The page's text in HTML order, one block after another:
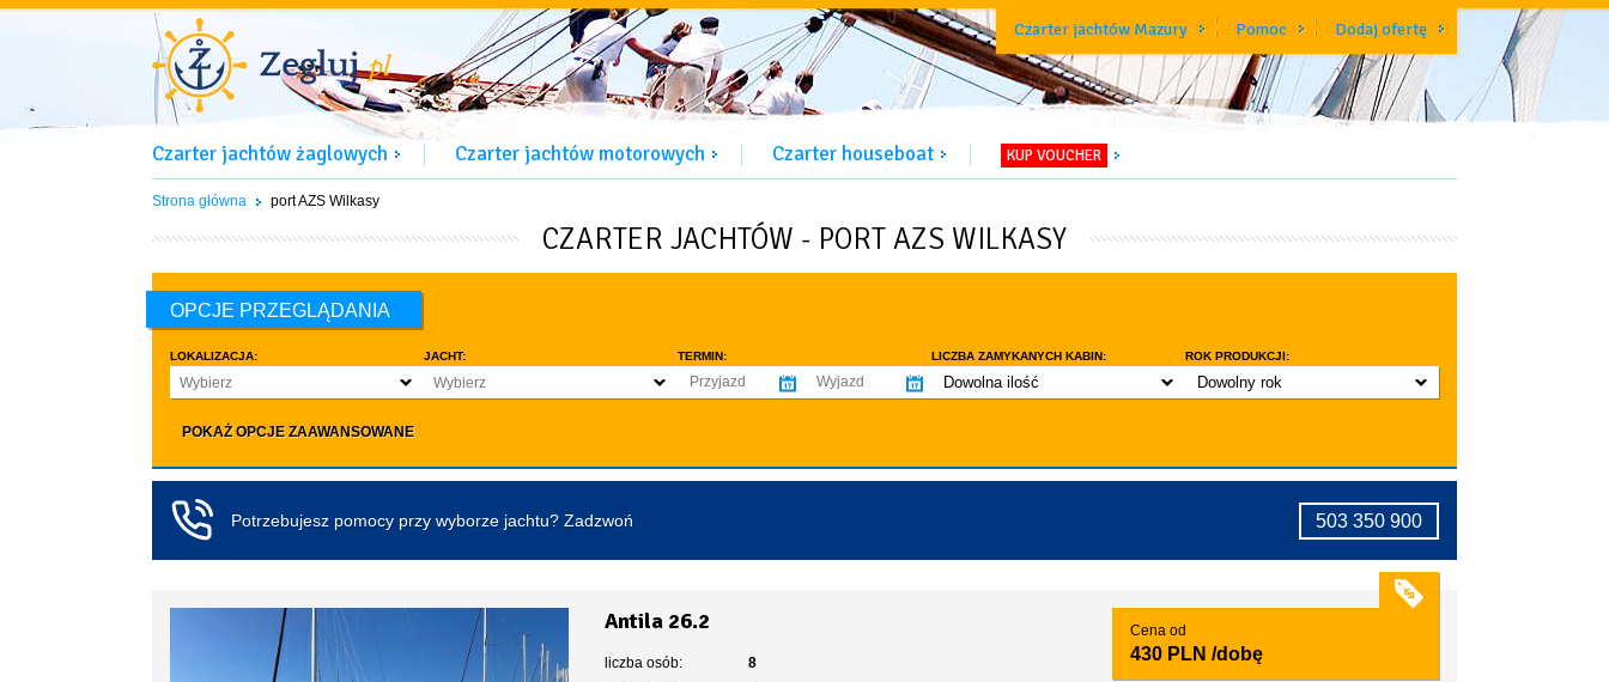
Czarter jachtów Mazury Pomoc Dodaj ofertę
Czarter jachtów żaglowych Czarter jachtów motorowych Czarter houseboat KUP VOUCHER
Strona główna port AZS Wilkasy
CZARTER JACHTÓW - PORT AZS WILKASY
OPCJE PRZEGLĄDANIA
LOKALIZACJA:
Wybierz
JACHT:
Wybierz
TERMIN: LICZBA ZAMYKANYCH KABIN:
Dowolna ilość
co najmniej 3
ROK PRODUKCJI:
Dowolny rok
do 10 lat
LICZBA OSÓB:
co najmniej 4
co najmniej 5
co najmniej 6
co najmniej 7
co najmniej 10
Czarter bez patentu / licencji
Koło sterowe
Lodówka
Flybridge
POKAŻ OPCJE ZAAWANSOWANE
Potrzebujesz pomocy przy wyborze jachtu? Zadzwoń 503 350 900
Antila 26.2
liczba osób:
8
Cena od
430 PLN /dobę